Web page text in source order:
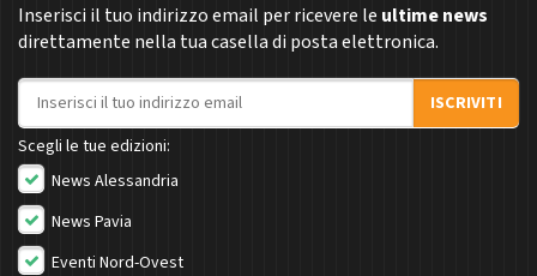
Inserisci il tuo indirizzo email per ricevere le ultime news
direttamente nella tua casella di posta elettronica.
Indirizzo email
ISCRIVITI
Scegli le tue edizioni:
News Alessandria
News Pavia
Eventi Nord-Ovest